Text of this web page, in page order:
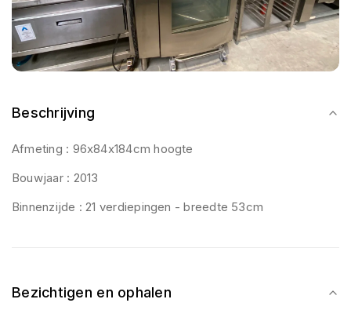
Beschrijving
Afmeting : 96x84x184cm hoogte
Bouwjaar : 2013
Binnenzijde : 21 verdiepingen - breedte 53cm
Bezichtigen en ophalen